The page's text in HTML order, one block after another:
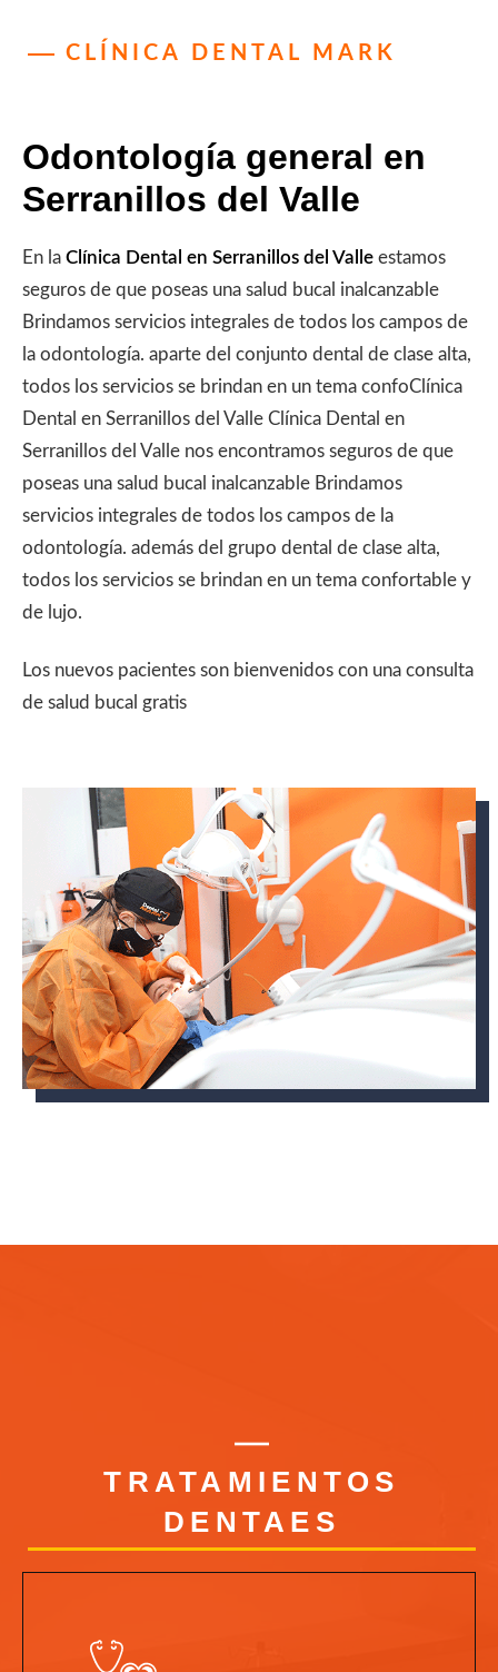
CLÍNICA DENTAL MARK
Odontología general en
Serranillos del Valle
En la Clínica Dental en Serranillos del Valle estamos
seguros de que poseas una salud bucal inalcanzable
Brindamos servicios integrales de todos los campos de
la odontología. aparte del conjunto dental de clase alta,
todos los servicios se brindan en un tema confoClínica
Dental en Serranillos del Valle Clínica Dental en
Serranillos del Valle nos encontramos seguros de que
poseas una salud bucal inalcanzable Brindamos
servicios integrales de todos los campos de la
odontología. además del grupo dental de clase alta,
todos los servicios se brindan en un tema confortable y
de lujo.
Los nuevos pacientes son bienvenidos con una consulta
de salud bucal gratis
TRATAMIENTOS
DENTAES